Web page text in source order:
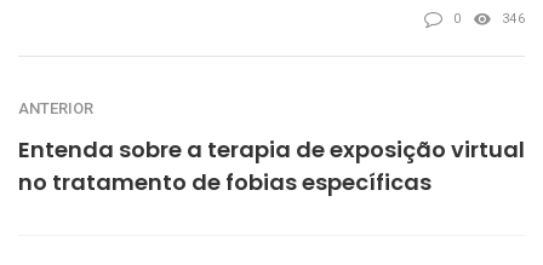
0 346
ANTERIOR
Entenda sobre a terapia de exposição virtual
no tratamento de fobias específicas